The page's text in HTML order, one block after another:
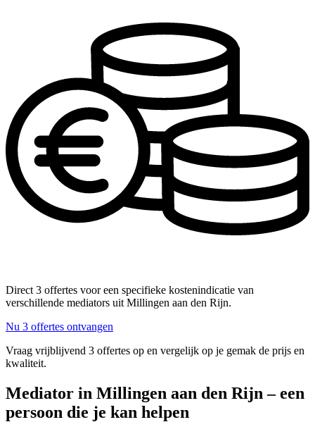
Direct 3 offertes voor een specifieke kostenindicatie van
verschillende mediators uit Millingen aan den Rijn.
Nu 3 offertes ontvangen
Vraag vrijblijvend 3 offertes op en vergelijk op je gemak de prijs en
kwaliteit.
Mediator in Millingen aan den Rijn – een
persoon die je kan helpen